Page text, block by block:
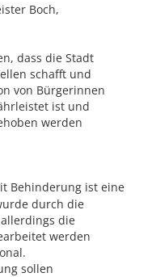
Boch,
dass die Stadt
schafft und
von Bürgerinnen
ist und
werden
Behinderung ist eine
durch die
die
werden
sollen